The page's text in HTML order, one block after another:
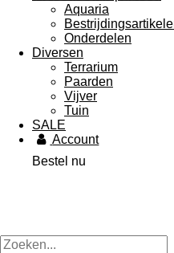
Aquaria
Onderdelen
Diversen
Terrarium
Paarden
Vijver
Tuin
SALE
Account
Bestel nu